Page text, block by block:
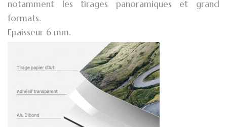
notamment les tirages panoramiques et grand
formats.
Epaisseur 6 mm.